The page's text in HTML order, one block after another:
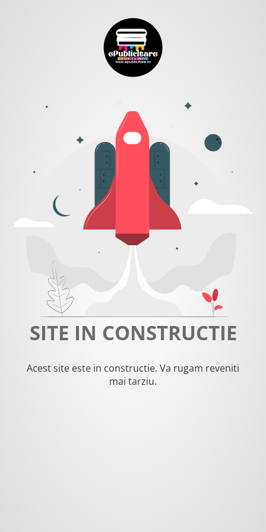
SITE IN CONSTRUCTIE
Acest site este in constructie. Va rugam reveniti
mai tarziu.